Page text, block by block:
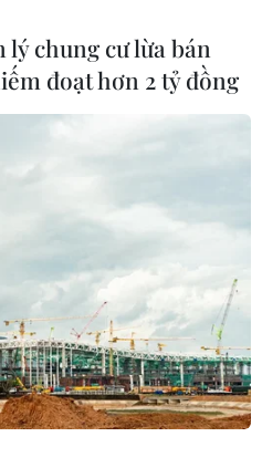
chung cư lừa bán
đoạt hơn 2 tỷ đồng